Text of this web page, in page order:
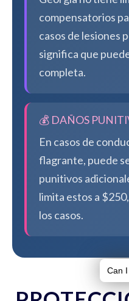
compensatorios
casos de lesiones
significa que
completa.
💰 DAÑOS
En casos de
flagrante, puede
punitivos
limita estos a
los casos.